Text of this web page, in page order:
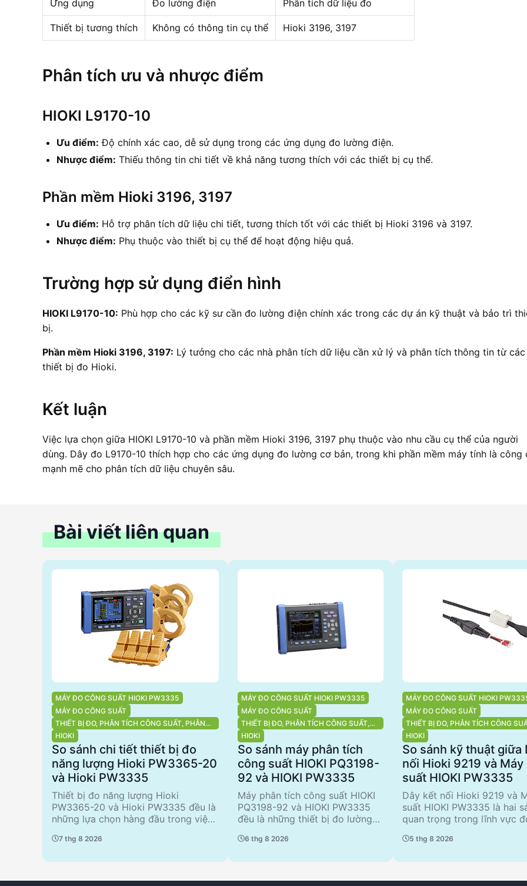
Ứng dụng Đo lường điện Phân tích dữ liệu đo
Thiết bị tương thích Không có thông tin cụ thể Hioki 3196, 3197
Phân tích ưu và nhược điểm
HIOKI L9170-10
Ưu điểm: Độ chính xác cao, dễ sử dụng trong các ứng dụng đo lường điện.
Nhược điểm: Thiếu thông tin chi tiết về khả năng tương thích với các thiết bị cụ thể.
Phần mềm Hioki 3196, 3197
Ưu điểm: Hỗ trợ phân tích dữ liệu chi tiết, tương thích tốt với các thiết bị Hioki 3196 và 3197.
Nhược điểm: Phụ thuộc vào thiết bị cụ thể để hoạt động hiệu quả.
Trường hợp sử dụng điển hình
HIOKI L9170-10: Phù hợp cho các kỹ sư cần đo lường điện chính xác trong các dự án kỹ thuật và bảo trì
bị.
Phần mềm Hioki 3196, 3197: Lý tưởng cho các nhà phân tích dữ liệu cần xử lý và phân tích thông tin từ các
thiết bị đo Hioki.
Kết luận
Việc lựa chọn giữa HIOKI L9170-10 và phần mềm Hioki 3196, 3197 phụ thuộc vào nhu cầu cụ thể của người
dùng. Dây đo L9170-10 thích hợp cho các ứng dụng đo lường cơ bản, trong khi phần mềm máy tính là công
mạnh mẽ cho phân tích dữ liệu chuyên sâu.
Bài viết liên quan
MÁY ĐO CÔNG SUẤT HIOKI PW3335
MÁY ĐO CÔNG SUẤT
THIẾT BỊ ĐO, PHÂN TÍCH CÔNG SUẤT, PHÂN
TÍCH CHẤT LƯỢNG ĐIỆN NĂNG
HIOKI
So sánh chi tiết thiết bị đo
năng lượng Hioki PW3365-20
và Hioki PW3335
Thiết bị đo năng lượng Hioki
PW3365-20 và Hioki PW3335 đều là
những lựa chọn hàng đầu trong việc
điện năng. PW3365-20 nổi bật với
trực tiếp, đảm bảo an toàn tối đa
7 thg 8 2026
MÁY ĐO CÔNG SUẤT HIOKI PW3335
MÁY ĐO CÔNG SUẤT
THIẾT BỊ ĐO, PHÂN TÍCH CÔNG SUẤT,
PHÂN TÍCH CHẤT LƯỢNG ĐIỆN NĂNG
HIOKI
So sánh máy phân tích
công suất HIOKI PQ3198-
92 và HIOKI PW3335
Máy phân tích công suất HIOKI
PQ3198-92 và HIOKI PW3335
đều là những thiết bị đo lường
PQ3198-92 nổi bật với khả năng
các ứng dụng công nghiệp phức
6 thg 8 2026
MÁY ĐO CÔNG SUẤT HIOKI
MÁY ĐO CÔNG SUẤT
THIẾT BỊ ĐO, PHÂN TÍCH CÔNG
CHẤT LƯỢNG ĐIỆN NĂNG
HIOKI
So sánh kỹ thuật giữa
nối Hioki 9219 và
suất HIOKI PW3335
Dây kết nối Hioki 9219 và
suất HIOKI PW3335 là hai
quan trọng trong lĩnh vực
9219, với đầu ra BNC và
thiết bị 9695-02/ -03.
5 thg 8 2026